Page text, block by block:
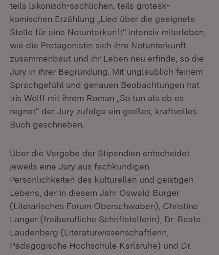
teils lakonisch-sachlichen, teils grotesk-
komischen Erzählung „Lied über die geeignete
Stelle für eine Notunterkunft“ intensiv miterleben,
wie die Protagonistin sich ihre Notunterkunft
zusammenbaut und ihr Leben neu erfinde, so die
Jury in ihrer Begründung. Mit unglaublich feinem
Sprachgefühl und genauen Beobachtungen hat
Iris Wolff mit ihrem Roman „So tun als ob es
regnet“ der Jury zufolge ein großes, kraftvolles
Buch geschrieben.
Über die Vergabe der Stipendien entscheidet
jeweils eine Jury aus fachkundigen
Persönlichkeiten des kulturellen und geistigen
Lebens, der in diesem Jahr Oswald Burger
(Literarisches Forum Oberschwaben), Christine
Langer (freiberufliche Schriftstellerin), Dr. Beate
Laudenberg (Literaturwissenschaftlerin,
Pädagogische Hochschule Karlsruhe) und Dr.